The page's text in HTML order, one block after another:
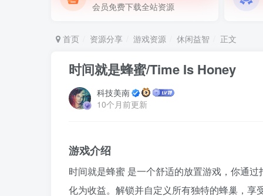
会员免费下载全站资源
首页 资源分享 游戏资源 休闲益智 正文
时间就是蜂蜜/Time Is Honey
科技美南
10个月前更新
游戏介绍
时间就是蜂蜜 是一个舒适的放置游戏，你通
化为收益。解锁并自定义所有独特的蜂巢，享